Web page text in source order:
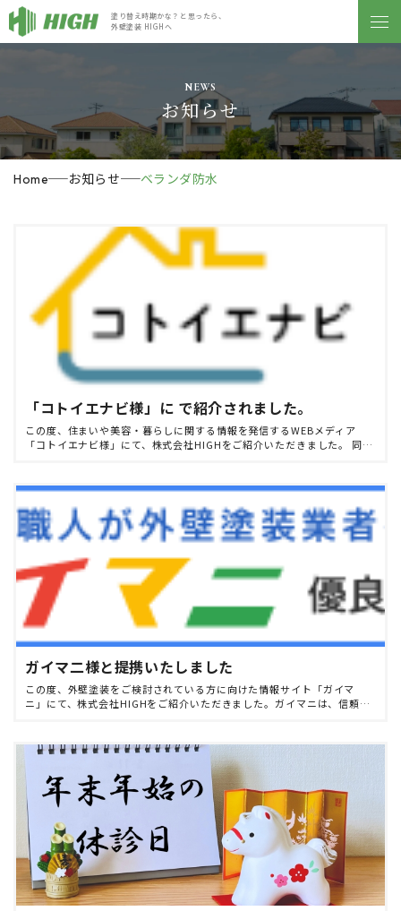
塗り替え時期かな？と思ったら、
外壁塗装 HIGHへ
NEWS
お知らせ
Home お知らせ ベランダ防水
「コトイエナビ様」に で紹介されました。
この度、住まいや美容・暮らしに関する情報を発信するWEBメディア
「コトイエナビ様」にて、株式会社HIGHをご紹介いただきました。 同サ
ガイマ二様と提携いたしました
この度、外壁塗装をご検討されている方に向けた情報サイト「ガイマ
ニ」にて、株式会社HIGHをご紹介いただきました。ガイマニは、信頼で